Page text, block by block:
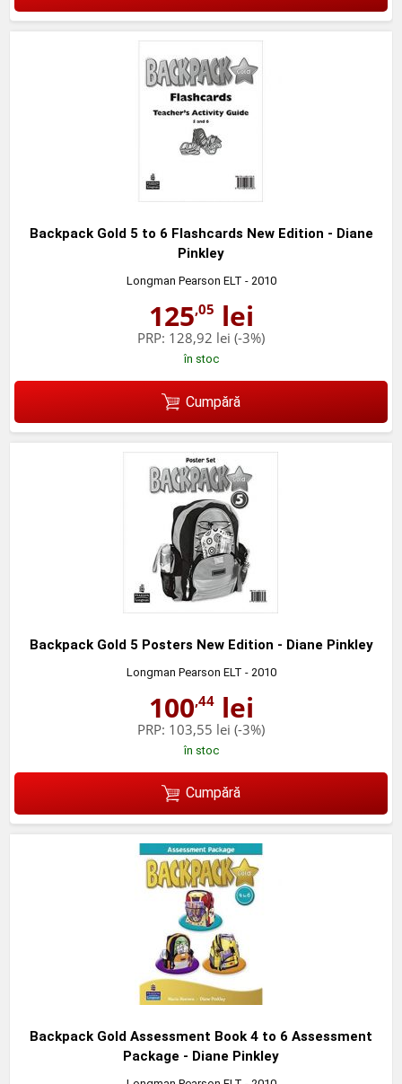
Backpack Gold 5 to 6 Flashcards New Edition - Diane
Pinkley
Longman Pearson ELT - 2010
125,05 lei
PRP: 128,92 lei (-3%)
în stoc
Cumpără
Backpack Gold 5 Posters New Edition - Diane Pinkley
Longman Pearson ELT - 2010
100,44lei
PRP: 103,55 lei (-3%)
în stoc
Cumpără
Backpack Gold Assessment Book 4 to 6 Assessment
Package - Diane Pinkley